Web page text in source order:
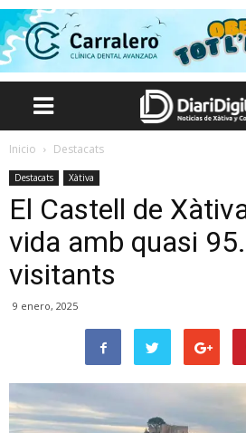
Inicio Destacats
Destacats Xàtiva
El Castell de
vida amb quasi
visitants
9 enero, 2025